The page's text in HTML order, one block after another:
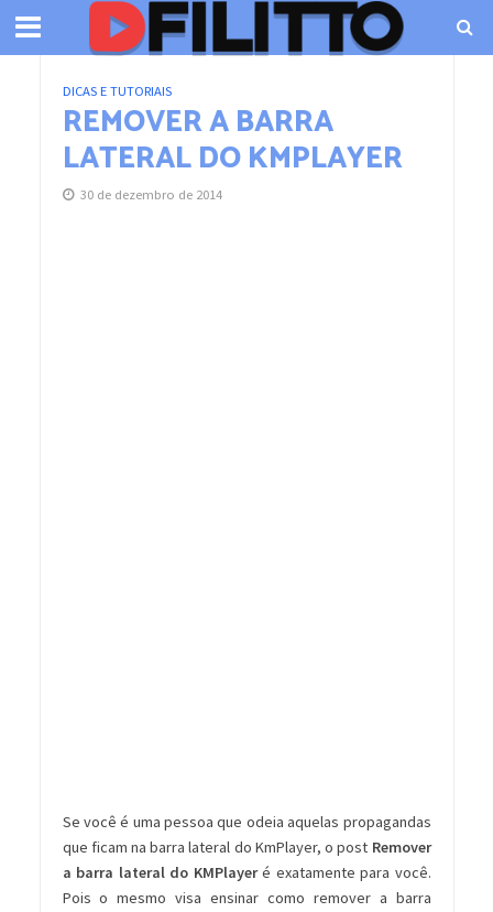
DICAS E TUTORIAIS
REMOVER A BARRA
LATERAL DO KMPLAYER
30 de dezembro de 2014
Se você é uma pessoa que odeia aquelas propagandas
que ficam na barra lateral do KmPlayer, o post Remover
a barra lateral do KMPlayeré exatamente para você.
Pois o mesmo visa ensinar como remover a barra